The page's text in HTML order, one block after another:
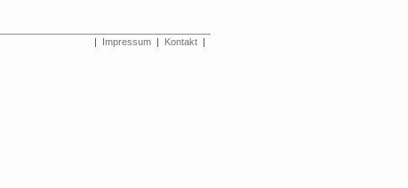
| Impressum | Kontakt |